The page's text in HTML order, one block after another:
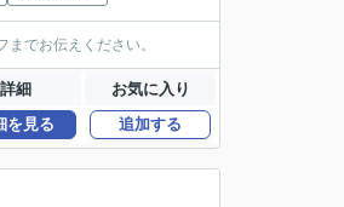
でお伝えください。
詳細 お気に入り
を見る 追加する